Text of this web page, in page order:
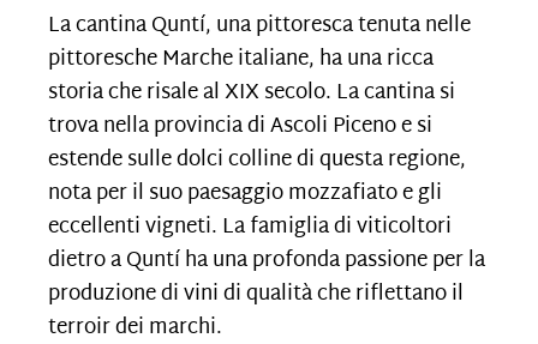
La cantina Quntí, una pittoresca tenuta nelle
pittoresche Marche italiane, ha una ricca
storia che risale al XIX secolo. La cantina si
trova nella provincia di Ascoli Piceno e si
estende sulle dolci colline di questa regione,
nota per il suo paesaggio mozzafiato e gli
eccellenti vigneti. La famiglia di viticoltori
dietro a Quntí ha una profonda passione per la
produzione di vini di qualitàche riflettano il
terroir dei marchi.